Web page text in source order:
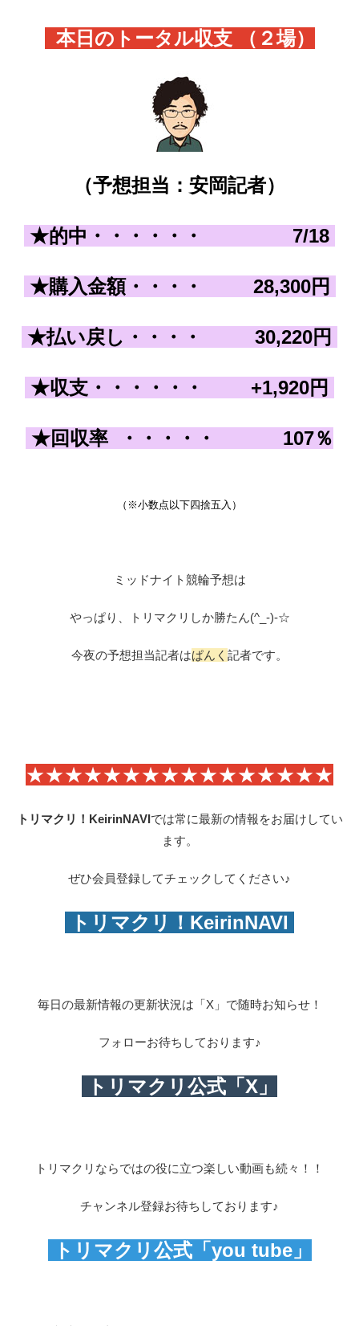
本日のトータル収支 （２場）
（予想担当：安岡記者）
★的中・・・・・・ 7/18
★購入金額・・・ ・ 28,300円
★払い戻し ・・・ ・ 30,220円
★収支 ・・・ ・・・ +1,920円
★回収率 ・・・・・ 107％
（※小数点以下四捨五入）
ミッドナイト競輪予想は
やっぱり、トリマクリしか勝たん(^_-)-☆
今夜の予想担当記者はぱんく 記者です。
★★★★★★★★★★★★★★★★
トリマクリ！KeirinNAVIでは常に最新の情報をお届けしてい
ます。
ぜひ会員登録してチェックしてください♪
トリマクリ！KeirinNAVI
毎日の最新情報の更新状況は「X」で随時お知らせ！
フォローお待ちしております♪
トリマクリ公式「X」
トリマクリならではの役に立つ楽しい動画も続々！！
チャンネル登録お待ちしております♪
トリマクリ公式「you tube」